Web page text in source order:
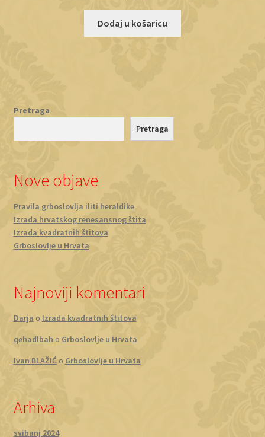
Dodaj u košaricu
Pretraga
Pretraga
Nove objave
Pravila grboslovlja iliti heraldike
Izrada hrvatskog renesansnog štita
Izrada kvadratnih štitova
Grboslovlje u Hrvata
Najnoviji komentari
Darja o Izrada kvadratnih štitova
qehadlbah o Grboslovlje u Hrvata
Ivan BLAŽIĆo Grboslovlje u Hrvata
Arhiva
svibanj 2024